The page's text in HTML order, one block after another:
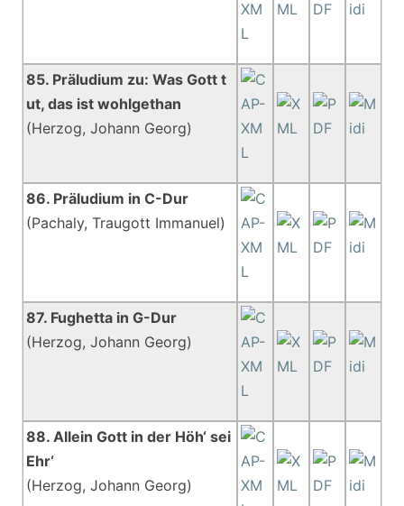
85. Präludium zu: Was Gott t
ut, das ist wohlgethan
(Herzog, Johann Georg)
86. Präludium in C-Dur
(Pachaly, Traugott Immanuel)
87. Fughetta in G-Dur
(Herzog, Johann Georg)
88. Allein Gott in der Höh‘ sei
Ehr‘
(Herzog, Johann Georg)